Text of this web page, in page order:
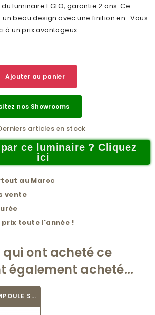
luminaire EGLO, garantie 2 ans. Ce
beau design avec une finition en . Vous
à un prix avantageux.
Ajouter au panier
nos Showrooms
articles en stock
ce luminaire ? Cliquez
ici
au Maroc
vente
prix toute l'année !
qui ont acheté ce
également acheté...
EGLO 49933 - AMPOULE SUSPENSION - CARLTON